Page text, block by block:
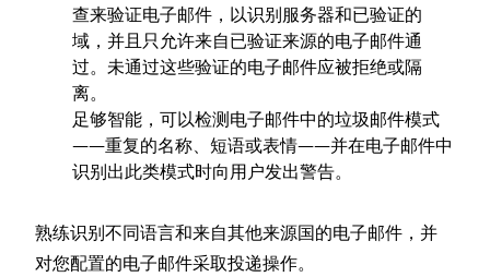
查来验证电子邮件，以识别服务器和已验证的
域，并且只允许来自已验证来源的电子邮件通
过。未通过这些验证的电子邮件应被拒绝或隔
离。
足够智能，可以检测电子邮件中的垃圾邮件模式
——重复的名称、短语或表情——并在电子邮件中
识别出此类模式时向用户发出警告。
熟练识别不同语言和来自其他来源国的电子邮件，并
对您配置的电子邮件采取投递操作。